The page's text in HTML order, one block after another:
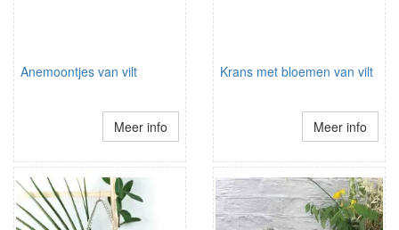
Anemoontjes van vilt
Meer info
Krans met bloemen van vilt
Meer info